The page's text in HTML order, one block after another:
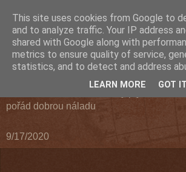
Divadelní spolek
Škrdlovice 2024
pořád dobrou náladu
9/17/2020
This site uses cookies from Google to
and to analyze traffic. Your IP address
shared with Google along with
metrics to ensure quality of service,
statistics, and to detect and address
LEARN MORE GOT IT